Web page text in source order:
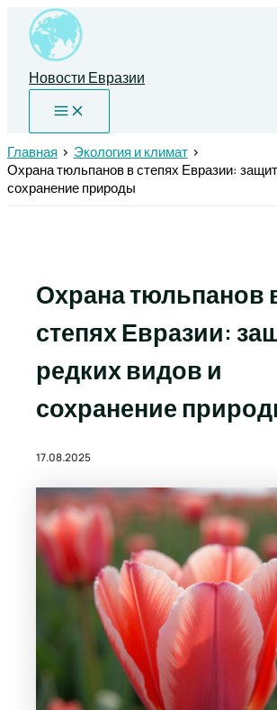
Перейти
содержимому
Новости Евразии
Главная
Экология и климат
Охрана тюльпанов в степях Евразии:
сохранение природы
Охрана тюльпанов
степях Евразии:
редких видов и
сохранение
17.08.2025